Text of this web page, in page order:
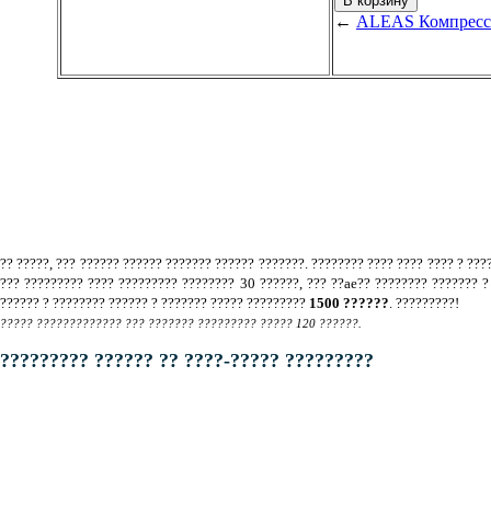
← ALEAS
?? ?????, ??? ?????? ?????? ??????? ?????? ???????. ???????? ???? ???? ???? ?
??? ????????? ???? ????????? ???????? 30 ??????, ??? ??ae?? ???????? ???????
?????? ? ???????? ?????? ? ??????? ????? ????????? 1500 ??????. ?????????!
????? ????????????? ??? ??????? ????????? ????? 120 ??????.
????????? ?????? ?? ????-????? ?????????